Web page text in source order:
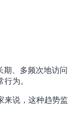
期、多频次地访问
为。
来说，这种趋势监